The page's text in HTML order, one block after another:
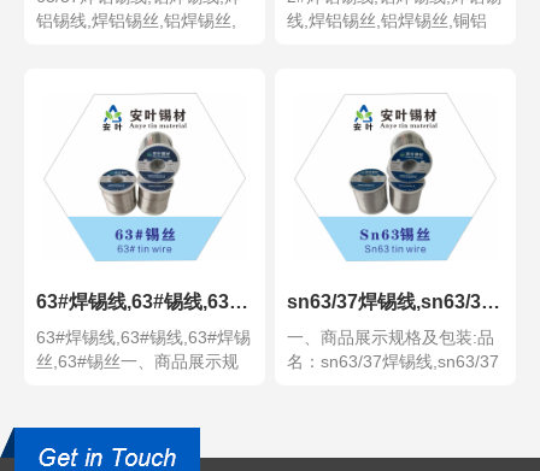
铝锡线,焊铝锡丝,铝焊锡丝,
线,焊铝锡丝,铝焊锡丝,铜铝
63#焊锡线,63#锡线,63#焊锡丝,63#锡丝
63#焊锡线,63#锡线,63#焊锡
丝,63#锡丝一、商品展示规
sn63/37焊锡线,sn63/37锡线,sn63/37焊锡
一、商品展示规格及包装:品
名：sn63/37焊锡线,sn63/37